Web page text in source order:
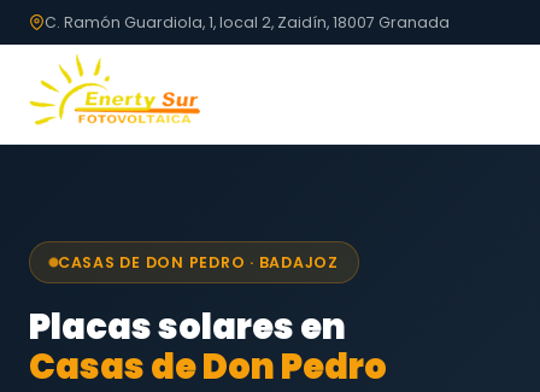
C. Ramón Guardiola, 1, local 2, Zaidín, 18007 Granada
CASAS DE DON PEDRO · BADAJOZ
Placas solares en
Casas de Don Pedro